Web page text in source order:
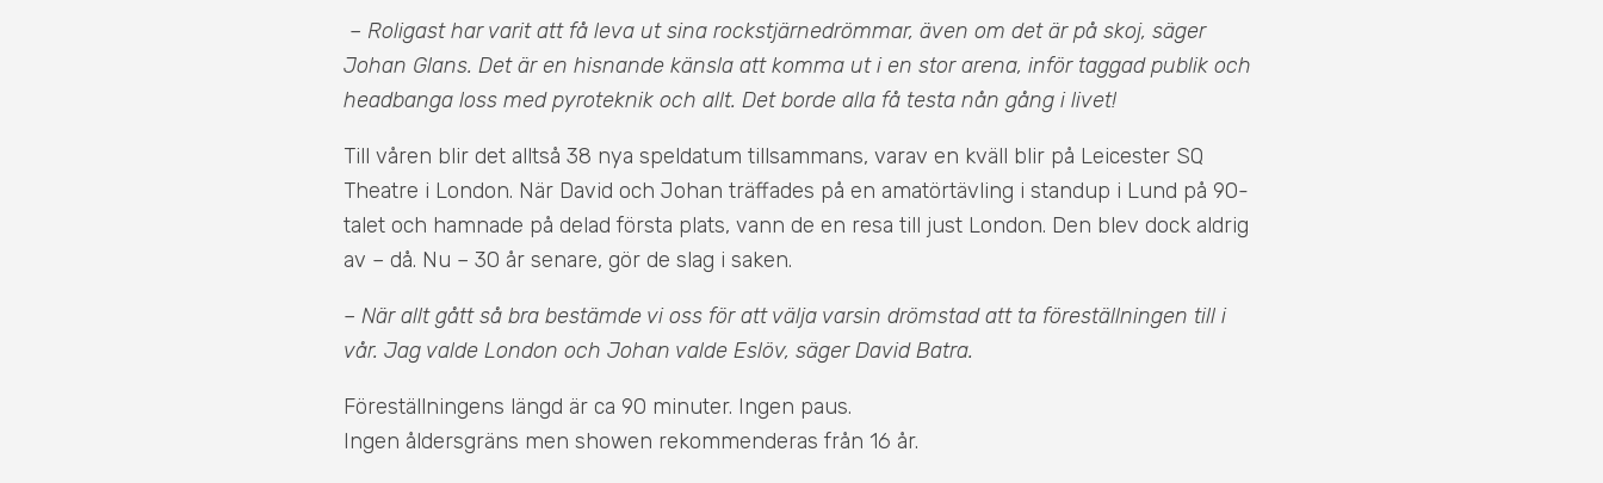
– Roligast har varit att få leva ut sina rockstjärnedrömmar, även om det är på skoj, säger
Johan Glans. Det är en hisnande känsla att komma ut i en stor arena, inför taggad publik och
headbanga loss med pyroteknik och allt. Det borde alla få testa nån gång i livet!
Till våren blir det alltså 38 nya speldatum tillsammans, varav en kväll blir på Leicester SQ
Theatre i London. När David och Johan träffades på en amatörtävling i standup i Lund på 90-
talet och hamnade på delad första plats, vann de en resa till just London. Den blev dock aldrig
av – då. Nu – 30 år senare, gör de slag i saken.
– När allt gått så bra bestämde vi oss för att välja varsin drömstad att ta föreställningen till i
vår. Jag valde London och Johan valde Eslöv, säger David Batra.
Föreställningens längd är ca 90 minuter. Ingen paus.
Ingen åldersgräns men showen rekommenderas från 16 år.